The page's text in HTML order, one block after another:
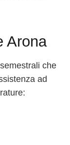
Arona
che
ad